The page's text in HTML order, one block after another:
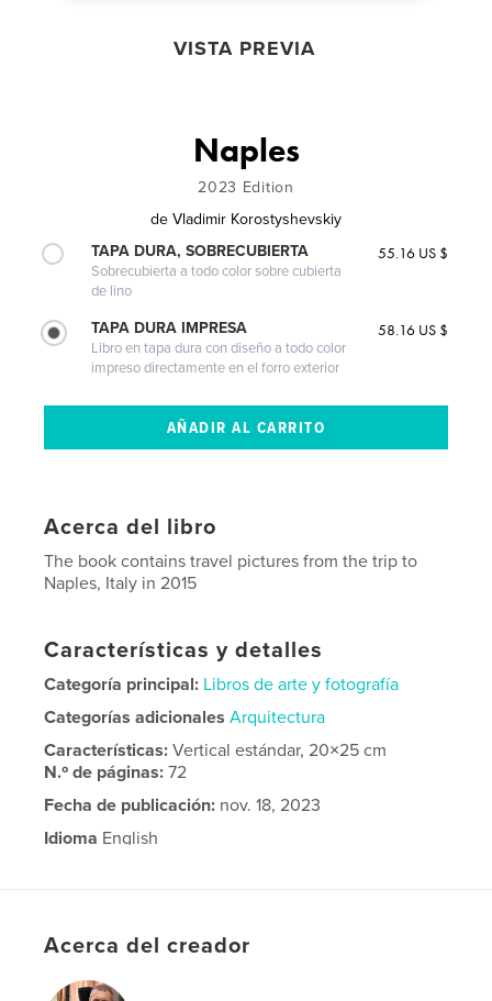
VISTA PREVIA
Naples
2023 Edition
de Vladimir Korostyshevskiy
TAPA DURA, SOBRECUBIERTA
Sobrecubierta a todo color sobre cubierta
de lino
55.16 US $
TAPA DURA IMPRESA
Libro en tapa dura con diseño a todo color
impreso directamente en el forro exterior
58.16 US $
Acerca del libro
The book contains travel pictures from the trip to
Naples, Italy in 2015
Características y detalles
Categoría principal: Libros de arte y fotografía
Categorías adicionales Arquitectura
Características:Vertical estándar, 20×25 cm
N.º de páginas:72
Fecha de publicación: nov. 18, 2023
Idioma English
Acerca del creador